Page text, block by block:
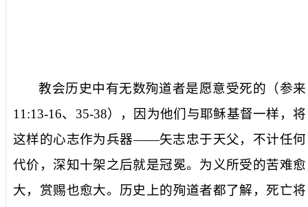
教会历史中有无数殉道者是愿意受死的（参来
11:13-16、 35-38），因为他们与耶稣基督一样，将
这样的心志作为兵器——矢志忠于天父，不计任何
代价，深知十架之后就是冠冕。为义所受的苦难愈
大，赏赐也愈大。历史上的殉道者都了解，死亡将